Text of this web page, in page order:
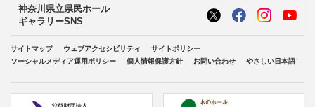
神奈川県立県民ホール
ギャラリーSNS
サイトマップ ウェブアクセシビリティ
サイトポリシー
ソーシャルメディア運用ポリシー
個人情報保護方針 お問い合わせ やさしい日本語